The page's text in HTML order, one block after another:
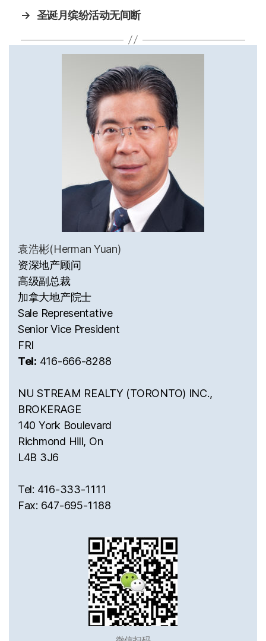
→ 圣诞月缤纷活动无间断
袁浩彬(Herman Yuan)
资深地产顾问
高级副总裁
加拿大地产院士
Sale Representative
Senior Vice President
FRI
Tel: 416-666-8288
NU STREAM REALTY (TORONTO) INC.,
BROKERAGE
140 York Boulevard
Richmond Hill, On
L4B 3J6
Tel: 416-333-1111
Fax: 647-695-1188